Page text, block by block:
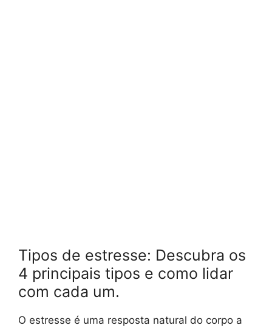
Tipos de estresse: Descubra os
4 principais tipos e como lidar
com cada um.
O estresse é uma resposta natural do corpo a